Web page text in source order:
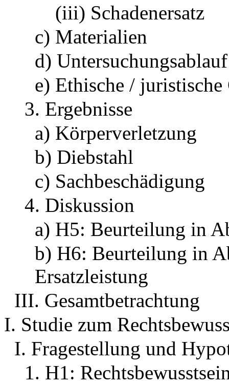
(iii) Schadenersatz
c) Materialien
d) Untersuchungsablauf
e) Ethische / juristische
3. Ergebnisse
a) Körperverletzung
b) Diebstahl
c) Sachbeschädigung
4. Diskussion
a) H5: Beurteilung in
b) H6: Beurteilung in
Ersatzleistung
III. Gesamtbetrachtung
I. Studie zum
I. Fragestellung und
1. H1: